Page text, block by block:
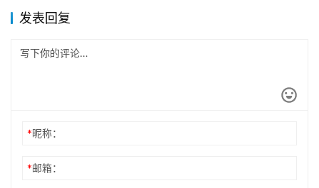
发表回复
*昵称：
*邮箱：